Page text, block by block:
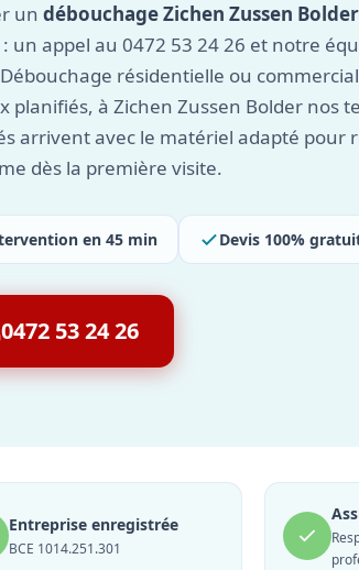
un débouchage Zichen Zussen Bolder
un appel au 0472 53 24 26 et notre
résidentielle ou
planifiés, à Zichen Zussen Bolder nos
arrivent avec le matériel adapté pour
dès la première visite.
en 45 min Devis 100%
0472 53 24 26
Entreprise enregistrée
BCE 1014.251.301